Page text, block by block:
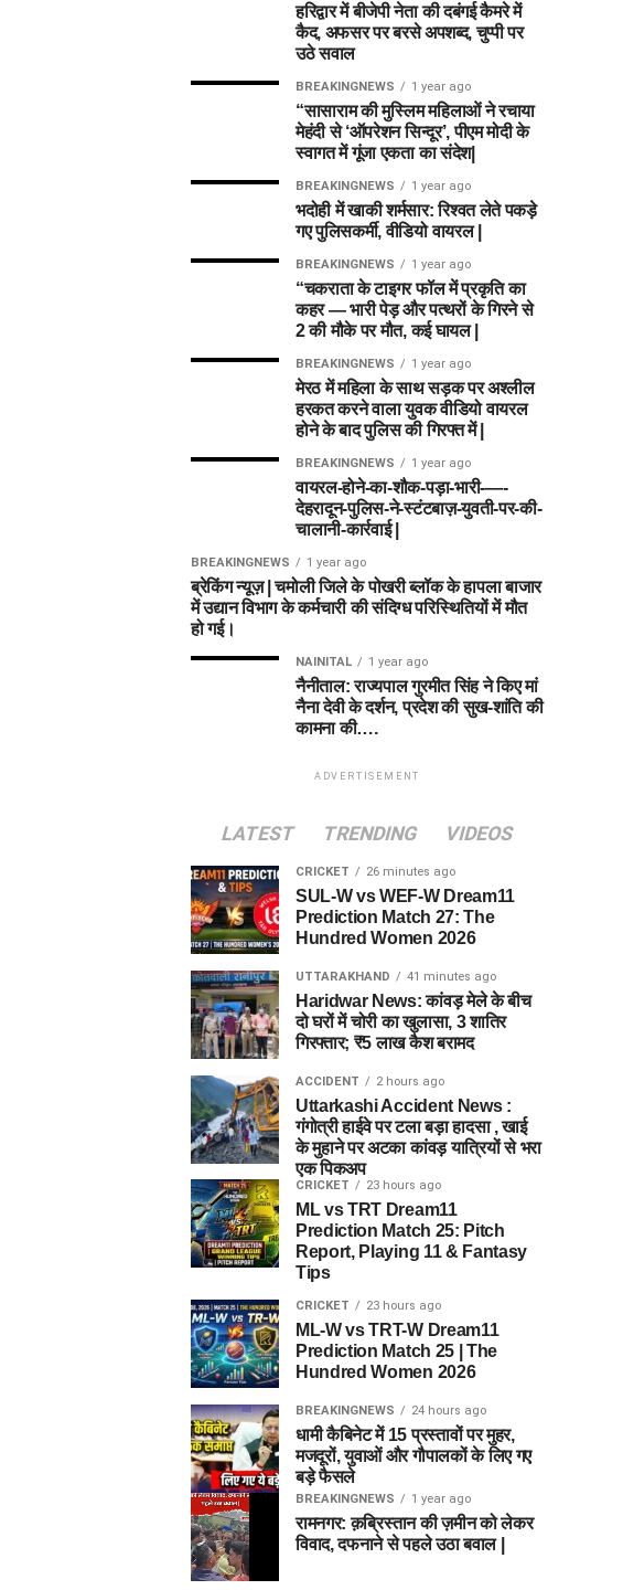
हरिद्वार में बीजेपी नेता की दबंगई कैमरे में
कैद, अफसर पर बरसे अपशब्द, चुप्पी पर
उठे सवाल
BREAKINGNEWS 1 year ago
“सासाराम की मुस्लिम महिलाओं ने रचाया
मेहंदी से ‘ऑपरेशन सिन्दूर’, पीएम मोदी के
स्वागत में गूंजा एकता का संदेश|
BREAKINGNEWS 1 year ago
भदोही में खाकी शर्मसार: रिश्वत लेते पकड़े
गए पुलिसकर्मी, वीडियो वायरल |
BREAKINGNEWS 1 year ago
“चकराता के टाइगर फॉल में प्रकृति का
कहर — भारी पेड़ और पत्थरों के गिरने से
2 की मौके पर मौत, कई घायल |
BREAKINGNEWS 1 year ago
मेरठ में महिला के साथ सड़क पर अश्लील
हरकत करने वाला युवक वीडियो वायरल
होने के बाद पुलिस की गिरफ्त में |
BREAKINGNEWS 1 year ago
वायरल-होने-का-शौक-पड़ा-भारी-—-
देहरादून-पुलिस-ने-स्टंटबाज़-युवती-पर-की-
चालानी-कार्रवाई |
BREAKINGNEWS 1 year ago
ब्रेकिंग न्यूज़ | चमोली जिले के पोखरी ब्लॉक के हापला बाजार
में उद्यान विभाग के कर्मचारी की संदिग्ध परिस्थितियों में मौत
हो गई।
NAINITAL 1 year ago
नैनीताल: राज्यपाल गुरमीत सिंह ने किए मां
नैना देवी के दर्शन, प्रदेश की सुख-शांति की
कामना की….
ADVERTISEMENT
LATEST TRENDING VIDEOS
CRICKET 26 minutes ago
SUL-W vs WEF-W Dream11
Prediction Match 27: The
Hundred Women 2026
UTTARAKHAND 41 minutes ago
Haridwar News: कांवड़ मेले के बीच
दो घरों में चोरी का खुलासा, 3 शातिर
गिरफ्तार; ₹5 लाख कैश बरामद
ACCIDENT 2 hours ago
Uttarkashi Accident News :
गंगोत्री हाईवे पर टला बड़ा हादसा , खाई
के मुहाने पर अटका कांवड़ यात्रियों से भरा
एक पिकअप
CRICKET 23 hours ago
ML vs TRT Dream11
Prediction Match 25: Pitch
Report, Playing 11 & Fantasy
Tips
CRICKET 23 hours ago
ML-W vs TRT-W Dream11
Prediction Match 25 | The
Hundred Women 2026
BREAKINGNEWS 24 hours ago
धामी कैबिनेट में 15 प्रस्तावों पर मुहर,
मजदूरों, युवाओं और गौपालकों के लिए गए
बड़े फैसले
BREAKINGNEWS 1 year ago
रामनगर: क़ब्रिस्तान की ज़मीन को लेकर
विवाद, दफनाने से पहले उठा बवाल |